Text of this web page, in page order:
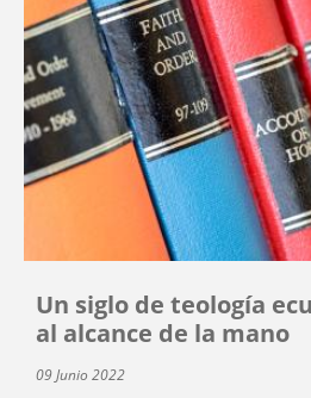
Un siglo de teología
al alcance de la mano
09 Junio 2022